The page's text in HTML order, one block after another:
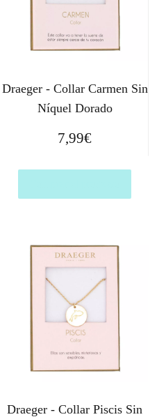
Draeger - Collar Carmen Sin
Níquel Dorado
7,99€
Draeger - Collar Piscis Sin